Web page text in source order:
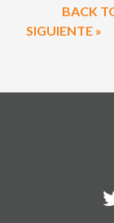
BACK
SIGUIENTE »